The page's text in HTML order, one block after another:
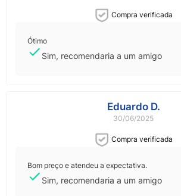
Compra verificada
Ótimo
Sim, recomendaria a um amigo
Eduardo D.
30/06/2025
Compra verificada
Bom preço e atendeu a expectativa.
Sim, recomendaria a um amigo